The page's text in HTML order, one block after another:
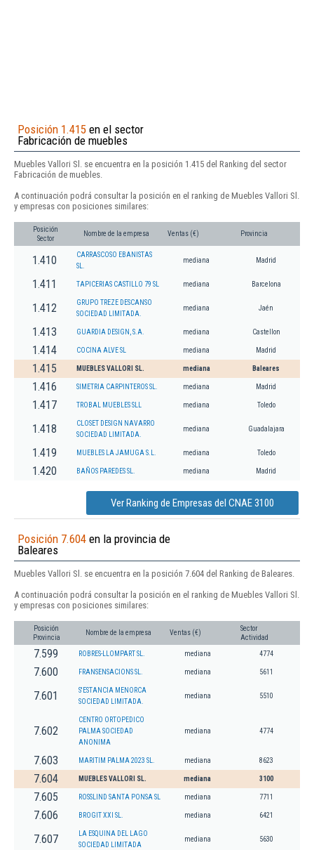
Posición 1.415 en el sector
Fabricación de muebles
Muebles Vallori Sl. se encuentra en la posición 1.415 del Ranking del sector
Fabricación de muebles.
A continuación podrá consultar la posición en el ranking de Muebles Vallori Sl.
y empresas con posiciones similares:
Posición
Sector
Nombre de la empresa Ventas (€) Provincia
1.410
CARRASCOSO EBANISTAS
SL.
mediana Madrid
1.411 TAPICERIAS CASTILLO 79 SL mediana Barcelona
1.412
GRUPO TREZE DESCANSO
SOCIEDAD LIMITADA.
mediana Jaén
1.413 GUARDIA DESIGN, S.A. mediana Castellon
1.414 COCINA ALVE SL mediana Madrid
1.415 MUEBLES VALLORI SL. mediana Baleares
1.416 SIMETRIA CARPINTEROS SL. mediana Madrid
1.417 TROBAL MUEBLES SLL mediana Toledo
1.418
CLOSET DESIGN NAVARRO
SOCIEDAD LIMITADA.
mediana Guadalajara
1.419 MUEBLES LA JAMUGA S.L. mediana Toledo
1.420 BAÑOS PAREDES SL. mediana Madrid
Ver Ranking de Empresas del CNAE 3100
Posición 7.604 en la provincia de
Baleares
Muebles Vallori Sl. se encuentra en la posición 7.604 del Ranking de Baleares.
A continuación podrá consultar la posición en el ranking de Muebles Vallori Sl.
y empresas con posiciones similares:
Posición
Provincia
Nombre de la empresa Ventas (€)
Sector
Actividad
7.599 ROBRES-LLOMPART SL. mediana 4774
7.600 FRANSENSACIONS SL. mediana 5611
7.601
S'ESTANCIA MENORCA
SOCIEDAD LIMITADA.
mediana 5510
7.602
CENTRO ORTOPEDICO
PALMA SOCIEDAD
ANONIMA
mediana 4774
7.603 MARITIM PALMA 2023 SL. mediana 8623
7.604 MUEBLES VALLORI SL. mediana 3100
7.605 ROSSLIND SANTA PONSA SL mediana 7711
7.606 BROGIT XXI SL. mediana 6421
7.607
LA ESQUINA DEL LAGO
SOCIEDAD LIMITADA
mediana 5630